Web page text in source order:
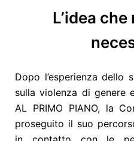
L’idea
Dopo l’esperienza dello
sulla violenza di genere
AL PRIMO PIANO, la
proseguito il suo